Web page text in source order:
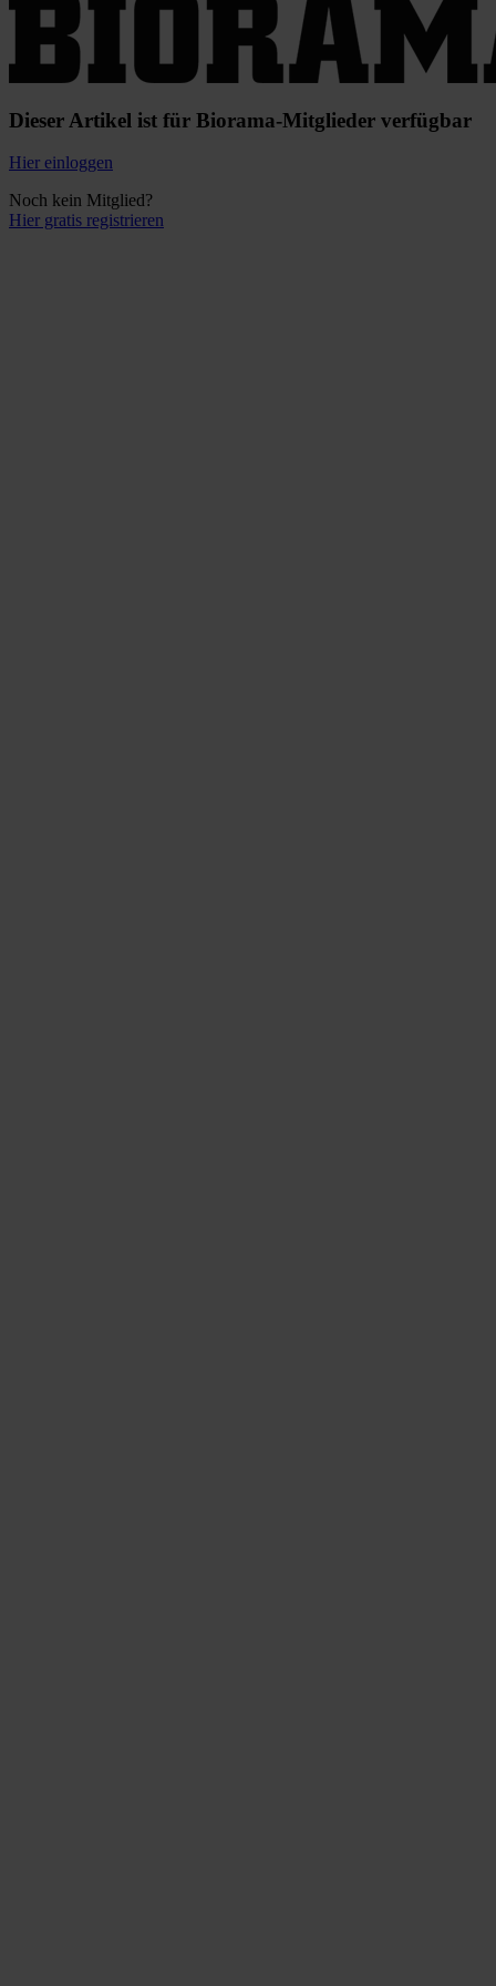
Dieser Artikel ist für Biorama-Mitglieder verfügbar
Hier einloggen
Noch kein Mitglied?
Hier gratis registrieren